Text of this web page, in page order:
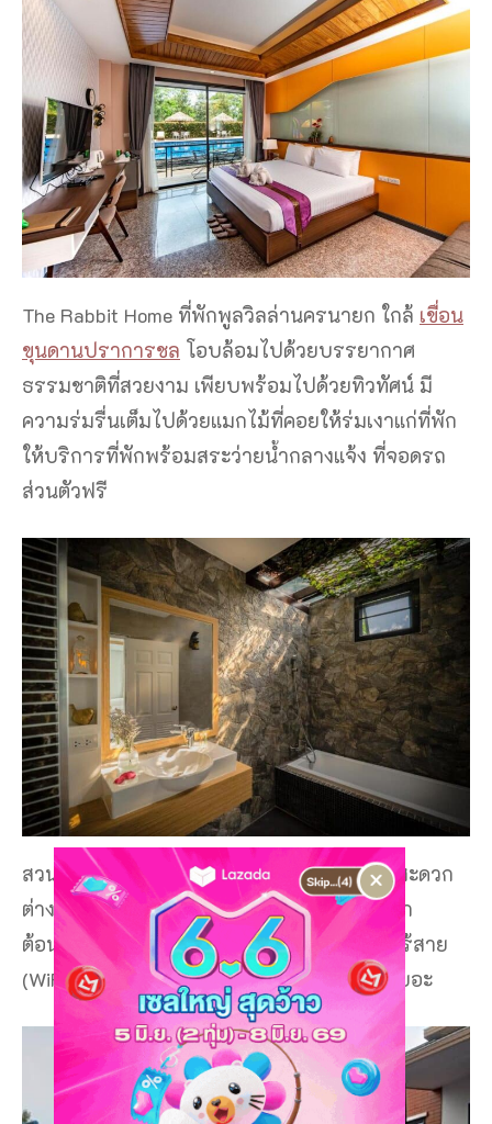
The Rabbit Home ที่พักพูลวิลล่านครนายก ใกล้ เขื่อน
ขุนดานปราการชล โอบล้อมไปด้วยบรรยากาศ
ธรรมชาติที่สวยงาม เพียบพร้อมไปด้วยทิวทัศน์ มี
ความร่มรื่นเต็มไปด้วยแมกไม้ที่คอยให้ร่มเงาแก่ที่พัก
ให้บริการที่พักพร้อมสระว่ายน้ำกลางแจ้ง ที่จอดรถ
ส่วนตัวฟรี
สวน และลานระเบียง ที่พักนี้มีสิ่งอำนวยความสะดวก
ต่าง ๆ รวมถึงห้องอาหาร รูมเซอร์วิส และแผนก
ต้อนรับตลอด 24 ชม. ตลอดจนมีอินเทอร์เน็ตไร้สาย
(WiFi) ฟรีทั่วบริเวณที่พัก ตื่นเช้ามาไม่ต้องคิดเยอะ
×